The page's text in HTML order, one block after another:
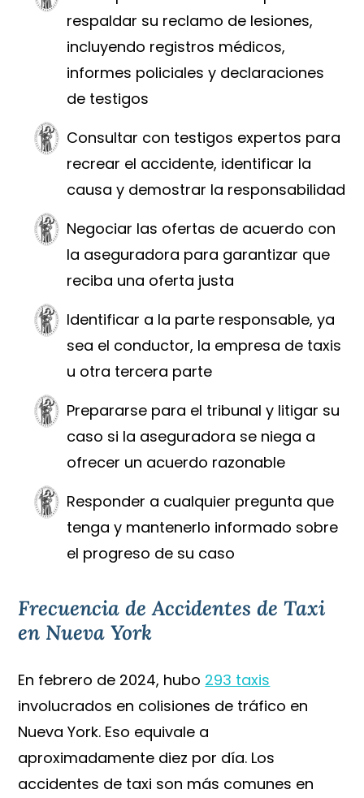
respaldar su reclamo de lesiones,
incluyendo registros médicos,
informes policiales y declaraciones
de testigos
Consultar con testigos expertos para
recrear el accidente, identificar la
causa y demostrar la responsabilidad
Negociar las ofertas de acuerdo con
la aseguradora para garantizar que
reciba una oferta justa
Identificar a la parte responsable, ya
sea el conductor, la empresa de taxis
u otra tercera parte
Prepararse para el tribunal y litigar su
caso si la aseguradora se niega a
ofrecer un acuerdo razonable
Responder a cualquier pregunta que
tenga y mantenerlo informado sobre
el progreso de su caso
Frecuencia de Accidentes de Taxi
en Nueva York
En febrero de 2024, hubo 293 taxis
involucrados en colisiones de tráfico en
Nueva York. Eso equivale a
aproximadamente diez por día. Los
accidentes de taxi son más comunes en